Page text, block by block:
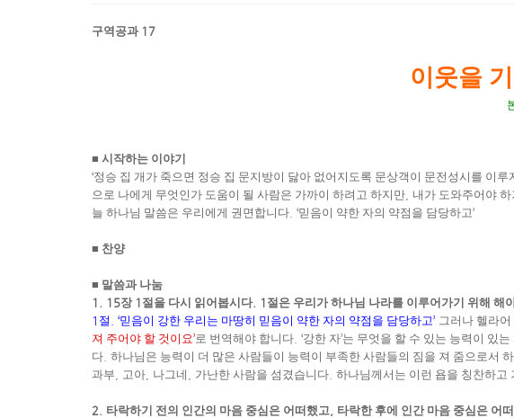
구역공과 17
이웃을
■ 시작하는 이야기
‘정승 집 개가 죽으면 정승 집 문지방이 닳아 없어지도록 문상객이 문전성시를 이
으로 나에게 무엇인가 도움이 될 사람은 가까이 하려고 하지만 내가 도와주어야
늘 하나님 말씀은 우리에게 권면합니다 . ‘믿음이 약한 자의 약점을 담당하고’
■ 찬양
■ 말씀과 나눔
1. 15장 1 절을 다시 읽어봅시다. 1 절은 우리가 하나님 나라를 이루어가기 위해 해
1 절 . ‘믿음이 강한 우리는 마땅히 믿음이 약한 자의 약점을 담당하고’ 그러나 헬라
져 주어야 할 것이요’로 번역해야 합니다 . ‘강한 자’는 무엇을 할 수 있는 능력이 있
다 하나님은 능력이 더 많은 사람들이 능력이 부족한 사람들의 짐을 져 줌으로서
과부
고아 나그네 가난한 사람을 섬겼습니다 하나님께서는 이런 욥을 칭찬하고
2. 타락하기 전의 인간의 마음 중심은 어떠했고, 타락한 후에 인간 마음 중심은 어